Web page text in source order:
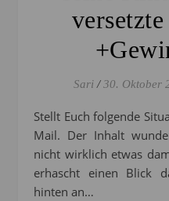
Sari / 30. Oktober
Stellt Euch folgende Situation vor: Ich erhalte eine E-
Mail. Der Inhalt
nicht wirklich etwas
erhascht einen Blick
hinten an…